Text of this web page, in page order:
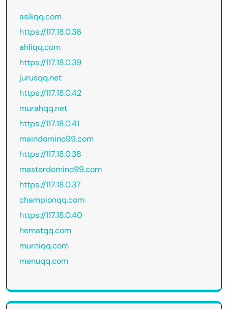
asikqq.com
https://117.18.0.36
ahliqq.com
https://117.18.0.39
jurusqq.net
https://117.18.0.42
murahqq.net
https://117.18.0.41
maindomino99.com
https://117.18.0.38
masterdomino99.com
https://117.18.0.37
championqq.com
https://117.18.0.40
hematqq.com
murniqq.com
menuqq.com